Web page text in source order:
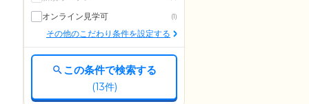
オンライン見学可 (1)
その他のこだわり条件を設定する
この条件で検索する
(13件)